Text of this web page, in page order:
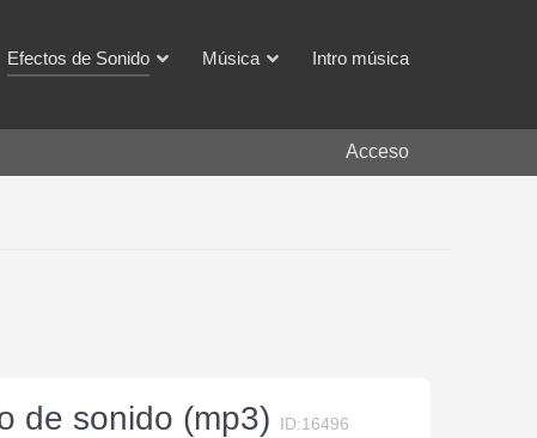
Efectos de Sonido Música Intro música
Acceso
de sonido (mp3) ID:16496